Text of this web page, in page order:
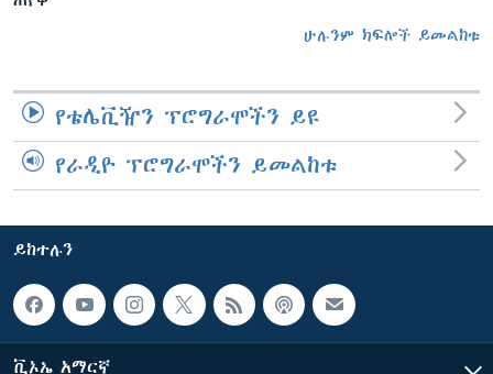
ሁሉንም ክፍሎች ይመልከቱ
የቴሌቪዥን ፕሮግራሞችን ይዩ
የራዲዮ ፕሮግራሞችን ይመልከቱ
ይከተሉን
ቪኦኤ አማርኛ